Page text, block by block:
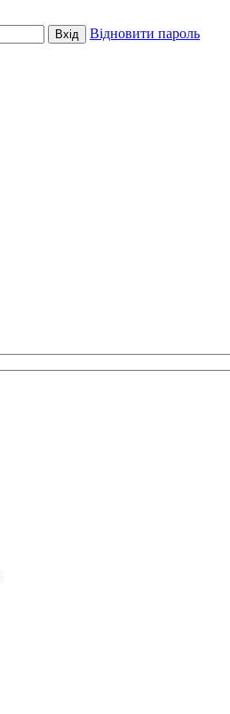
Вхід Відновити пароль